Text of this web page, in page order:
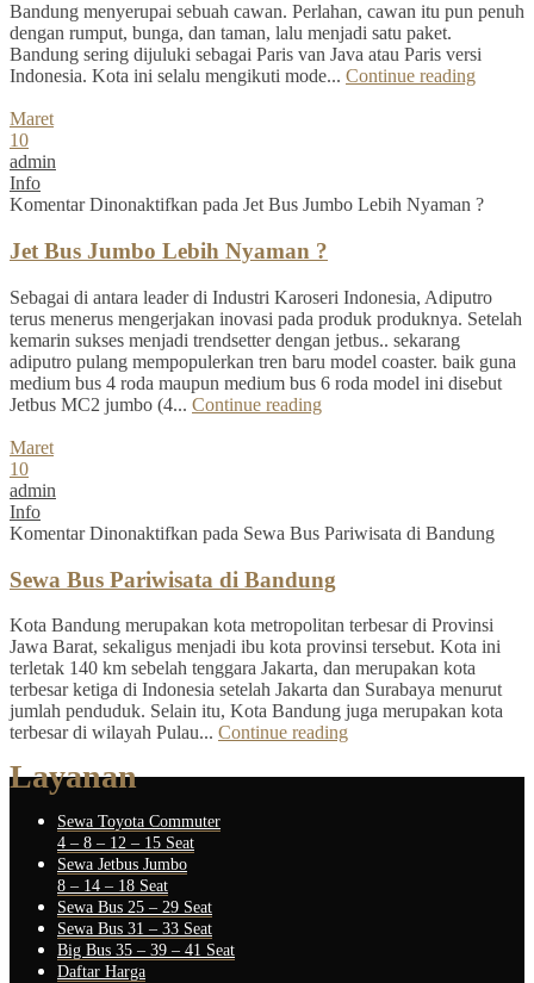
Bandung menyerupai sebuah cawan. Perlahan, cawan itu pun penuh
dengan rumput, bunga, dan taman, lalu menjadi satu paket.
Bandung sering dijuluki sebagai Paris van Java atau Paris versi
Indonesia. Kota ini selalu mengikuti mode... Continue reading
Maret
10
admin
Info
Komentar Dinonaktifkan pada Jet Bus Jumbo Lebih Nyaman ?
Jet Bus Jumbo Lebih Nyaman ?
Sebagai di antara leader di Industri Karoseri Indonesia, Adiputro
terus menerus mengerjakan inovasi pada produk produknya. Setelah
kemarin sukses menjadi trendsetter dengan jetbus.. sekarang
adiputro pulang mempopulerkan tren baru model coaster. baik guna
medium bus 4 roda maupun medium bus 6 roda model ini disebut
Jetbus MC2 jumbo (4... Continue reading
Maret
10
admin
Info
Komentar Dinonaktifkan pada Sewa Bus Pariwisata di Bandung
Sewa Bus Pariwisata di Bandung
Kota Bandung merupakan kota metropolitan terbesar di Provinsi
Jawa Barat, sekaligus menjadi ibu kota provinsi tersebut. Kota ini
terletak 140 km sebelah tenggara Jakarta, dan merupakan kota
terbesar ketiga di Indonesia setelah Jakarta dan Surabaya menurut
jumlah penduduk. Selain itu, Kota Bandung juga merupakan kota
terbesar di wilayah Pulau... Continue reading
Layanan
Sewa Toyota Commuter
4 – 8 – 12 – 15 Seat
Sewa Jetbus Jumbo
8 – 14 – 18 Seat
Sewa Bus 25 – 29 Seat
Sewa Bus 31 – 33 Seat
Big Bus 35 – 39 – 41 Seat
Daftar Harga